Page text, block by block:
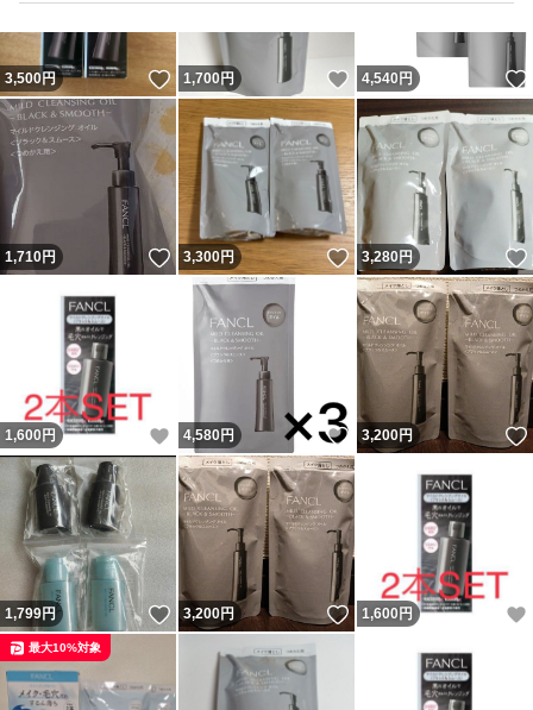
3,500円 いいね！
1,700円 いいね！
4,540 円
1,710円 いいね！
3,300円 いいね！
3,280円
1,600 円 いいね！
4,580円 いいね！
3,200円
1,799円 いいね！
3,200円 いいね！
1,600 円
最大10%対象